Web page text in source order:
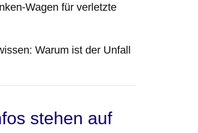
Wagen für verletzte
Warum ist der Unfall
stehen auf